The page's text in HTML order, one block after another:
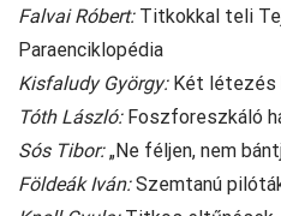
Falvai Róbert:Titkokkal teli
Paraenciklopédia
Kisfaludy György:Két létezés
Tóth László:Foszforeszkáló
Sós Tibor:„Ne féljen, nem
Földeák Iván:Szemtanú